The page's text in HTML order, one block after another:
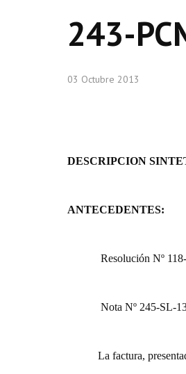
243-
03 Octubre 2013
DESCRIPCION
ANTECEDENTES:
Resolución Nº
Nota Nº 245-SL-
La factura,